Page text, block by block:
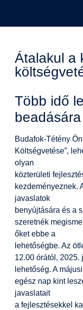
Átalakul a
Több idő
Budafok-Tétény
Költségvetése”,
olyan
közterületi
kezdeményeznek.
javaslatok
benyújtására és a
szeretnék
őket ebbe a
lehetőségbe. Az
12.00 órától,
lehetőség. A
egész nap kint
javaslatait
a fejlesztésekkel